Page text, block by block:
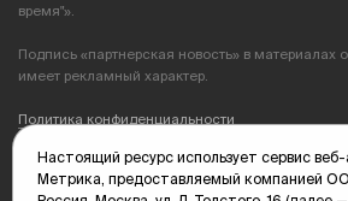
время"».
Подпись «партнерская новость» в материалах
имеет рекламный характер.
Политика конфиденциальности
Редакция: 625035, Тюмень, пр.
(3452) 68-89-05
Настоящий ресурс использует сервис
Метрика, предоставляемый компанией